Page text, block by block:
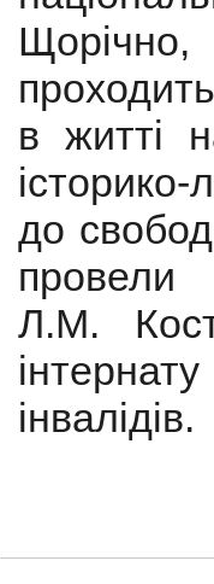
Щорічно,
в житті
до
провели
Л.М.
інвалідів.